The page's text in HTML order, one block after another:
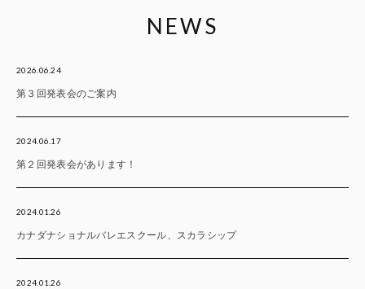
NEWS
2026.06.24
第３回発表会のご案内
2024.06.17
第２回発表会があります！
2024.01.26
カナダナショナルバレエスクール、スカラシップ
2024.01.26